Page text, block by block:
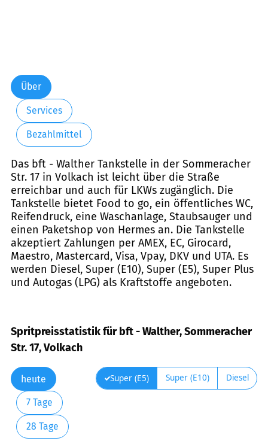
Über
Services
Bezahlmittel
Das bft - Walther Tankstelle in der Sommeracher
Str. 17 in Volkach ist leicht über die Straße
erreichbar und auch für LKWs zugänglich. Die
Tankstelle bietet Food to go, ein öffentliches WC,
Reifendruck, eine Waschanlage, Staubsauger und
einen Paketshop von Hermes an. Die Tankstelle
akzeptiert Zahlungen per AMEX, EC, Girocard,
Maestro, Mastercard, Visa, Vpay, DKV und UTA. Es
werden Diesel, Super (E10), Super (E5), Super Plus
und Autogas (LPG) als Kraftstoffe angeboten.
Spritpreisstatistik für bft - Walther, Sommeracher
Str. 17, Volkach
heute
7 Tage
28 Tage
Super (E5) Super (E10) Diesel